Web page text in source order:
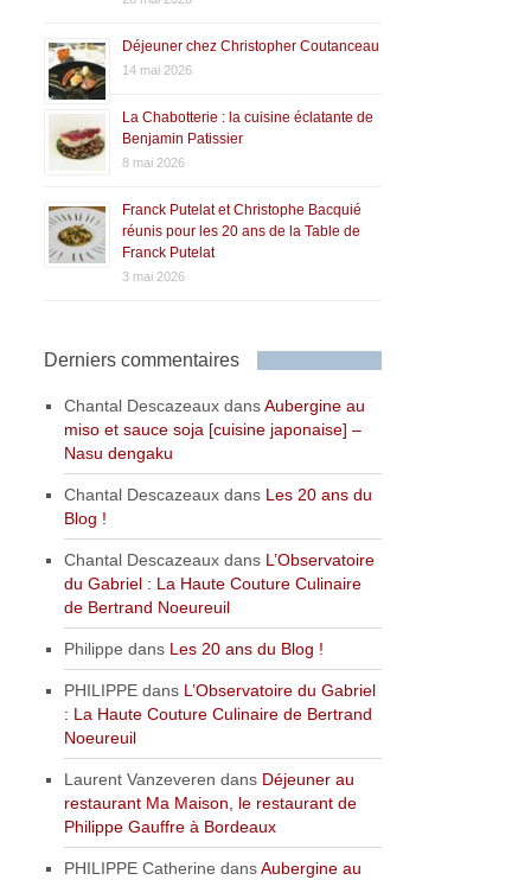
Déjeuner chez Christopher Coutanceau
14 mai 2026
La Chabotterie : la cuisine éclatante de
Benjamin Patissier
8 mai 2026
Franck Putelat et Christophe Bacquié
réunis pour les 20 ans de la Table de
Franck Putelat
3 mai 2026
Derniers commentaires
Chantal Descazeaux dansAubergine au
miso et sauce soja [cuisine japonaise] –
Nasu dengaku
Chantal Descazeaux dans Les 20 ans du
Blog !
Chantal Descazeaux dans L’Observatoire
du Gabriel : La Haute Couture Culinaire
de Bertrand Noeureuil
Philippe dans Les 20 ans du Blog !
PHILIPPE dans L’Observatoire du Gabriel
: La Haute Couture Culinaire de Bertrand
Noeureuil
Laurent Vanzeveren dans Déjeuner au
restaurant Ma Maison, le restaurant de
Philippe Gauffre à Bordeaux
PHILIPPE Catherine dansAubergine au